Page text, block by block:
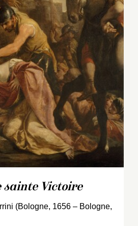
sainte Victoire
(Bologne, 1656 – Bologne,